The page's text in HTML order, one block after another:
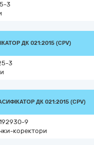
3
ДК 021:2015 (CPV)
3
ДК 021:2015 (CPV)
9
коректори